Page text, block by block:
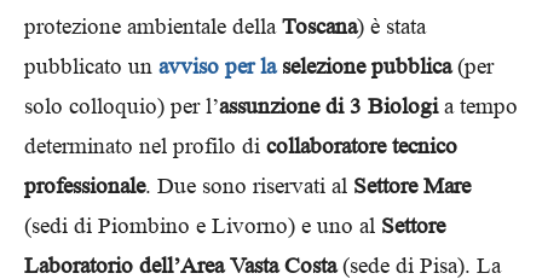
protezione ambientale dellaToscana) è stata
pubblicato un avviso per laselezione pubblica(per
solo colloquio) per l’assunzione di 3 Biologia tempo
determinato nel profilo di collaboratore tecnico
professionale. Due sono riservati al Settore Mare
(sedi di Piombino e Livorno) e uno al Settore
Laboratorio dell’Area Vasta Costa(sede di Pisa). La